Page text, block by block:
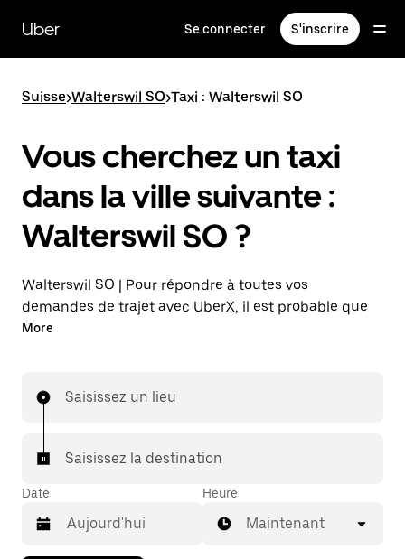
contenu
principal
Uber Se connecter S'inscrire
Suisse>Walterswil SO>Taxi : Walterswil SO
Vous cherchez un taxi
dans la ville suivante :
Walterswil SO ?
Walterswil SO | Pour répondre à toutes vos
demandes de trajet avec UberX, il est probable que
nous vous mettions en relation avec un chauffeur de
(24 h/24 et 7 j/7), comme avec UberX, et pourrez
Dans certaines villes de Suisse, pour vous assurer de
pouvez le demander dans l'application.
More
Saisissez un lieu
Saisissez la destination
Date Heure
Maintenant